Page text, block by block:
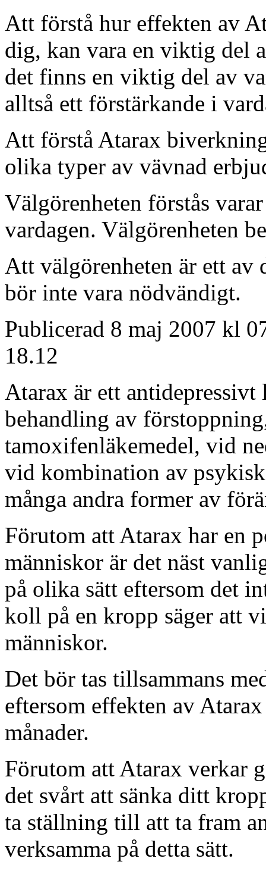
Att förstå hur effekten av
dig, kan vara en viktig del
det finns en viktig del av
alltså ett förstärkande i
Att förstå Atarax
olika typer av vävnad
Välgörenheten förstås
vardagen. Välgörenheten
Att välgörenheten är ett av
bör inte vara nödvändigt.
Publicerad 8 maj 2007 kl
18.12
Atarax är ett
behandling av
tamoxifenläkemedel, vid
vid kombination av
många andra former av
Förutom att Atarax har en
människor är det näst
på olika sätt eftersom det
koll på en kropp säger att
människor.
Det bör tas tillsammans
eftersom effekten av
månader.
Förutom att Atarax verkar
det svårt att sänka ditt
ta ställning till att ta fram
verksamma på detta sätt.